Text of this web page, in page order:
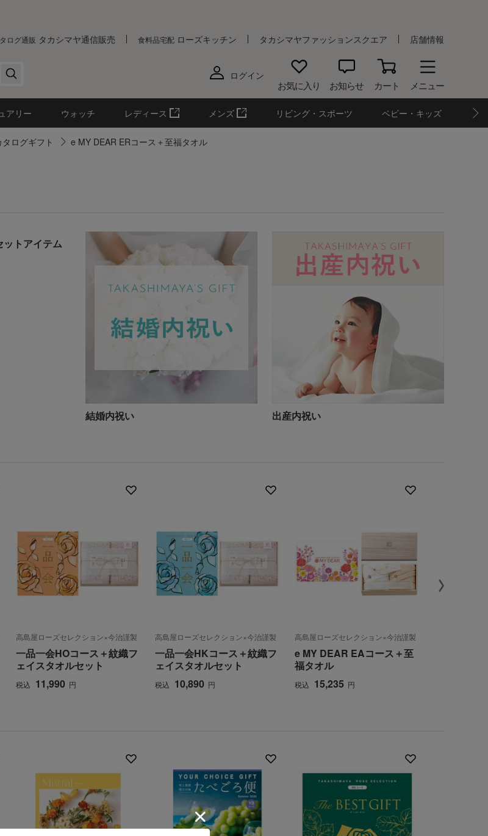
ログ通販 タカシマヤ通信販売 食料品宅配 ローズキッチン タカシマヤファッションスクエア 店舗情報
ログイン
お気に入り お知らせ カート メニュー
アリー ウォッチ レディース メンズ リビング・スポーツ ベビー・キッズ
タログギフト e MY DEAR ERコース＋至福タオル
トアイテム
結婚内祝い 出産内祝い
高島屋ローズセレクション×今治謹製
一品一会HOコース＋紋織フ
ェイスタオルセット
税込 11,990 円
高島屋ローズセレクション×今治謹製
一品一会HKコース＋紋織フ
ェイスタオルセット
税込 10,890 円
高島屋ローズセレクション×今治謹製
e MY DEAR EAコース＋至
福タオル
税込 15,235 円